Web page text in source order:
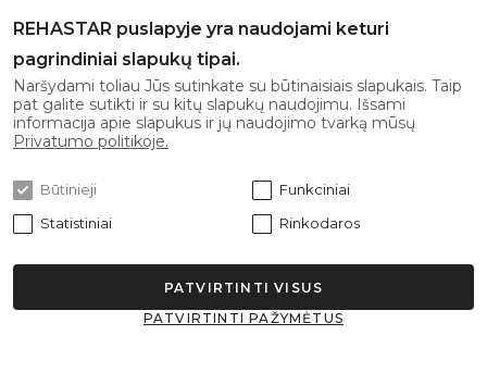
Į krepšelį
REHASTAR puslapyje yra naudojami keturi
pagrindiniai slapukų tipai.
Naršydami toliau Jūs sutinkate su būtinaisiais slapukais. Taip
pat galite sutikti ir su kitų slapukų naudojimu. Išsami
informacija apie slapukus ir jų naudojimo tvarką mūsų
Privatumo politikoje.
Būtinieji
Funkciniai
Statistiniai
Rinkodaros
PATVIRTINTI PAŽYMĖTUS
PATVIRTINTI VISUS